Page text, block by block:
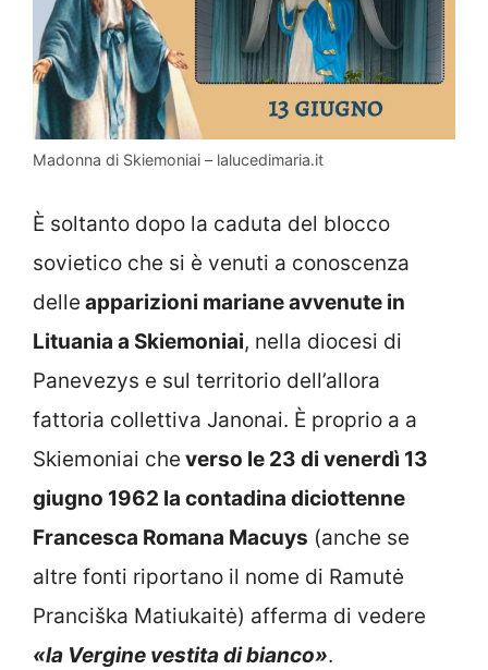
Madonna di Skiemoniai – lalucedimaria.it
È soltanto dopo la caduta del blocco
sovietico che si è venuti a conoscenza
delle apparizioni mariane avvenute in
Lituania a Skiemoniai, nella diocesi di
Panevezys e sul territorio dell’allora
fattoria collettiva Janonai. È proprio a a
Skiemoniai che verso le 23 di venerdì 13
giugno 1962 la contadina diciottenne
Francesca Romana Macuys (anche se
altre fonti riportano il nome di Ramutė
Pranciška Matiukaitė) afferma di vedere
«la Vergine vestita di bianco».